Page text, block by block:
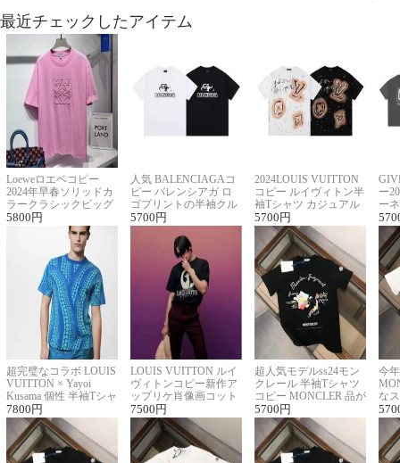
最近チェックしたアイテム
Loeweロエベコピー
2024年早春ソリッドカ
ラークラシックビッグ
ロゴ刺繍Tシャツ
5800 円
人気 BALENCIAGAコ
ピー バレンシアガ ロ
ゴプリントの半袖クル
ーネックTシャツ
5700 円
2024LOUIS VUITTON
コピー ルイヴィトン半
袖Tシャツ カジュアル
に馴染む 2色展開
5700 円
ー
ー
ー
超完璧なコラボ LOUIS
VUITTON × Yayoi
Kusama 個性 半袖Tシャ
ツコピー男女兼用
7800 円
LOUIS VUITTON ルイ
ヴィトンコピー新作ア
ップリケ肖像画コット
ンニット半袖Tシャツ
7500 円
超人気モデルss24モン
クレール 半袖Tシャツ
コピー MONCLER 品が
良く見た目
5700 円
今
な
ル